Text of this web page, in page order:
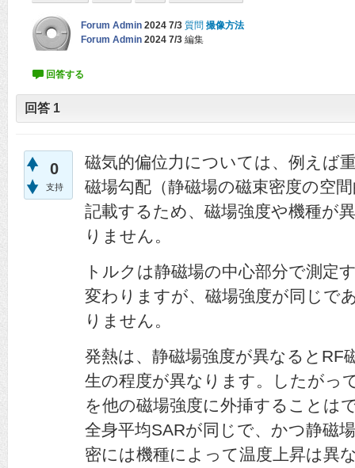
Forum Admin 2024 7/3 質問 撮像方法
Forum Admin 2024 7/3 編集
回答 1
0
支持
磁気的偏位力については、例えば
磁場勾配（静磁場の磁束密度の空
記載するため、磁場強度や機種が
りません。
トルクは静磁場の中心部分で測定
変わりますが、磁場強度が同じで
りません。
発熱は、静磁場強度が異なるとRF
生の程度が異なります。したがっ
を他の磁場強度に外挿することは
全身平均SARが同じで、かつ静磁
密には機種によって温度上昇は異